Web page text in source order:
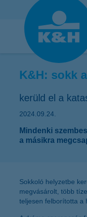
K&H: sokk
kerüld el a
2024.09.24.
Mindenki
a másikra
Sokkoló helyzetbe
megvásárolt, több
teljesen felborította a